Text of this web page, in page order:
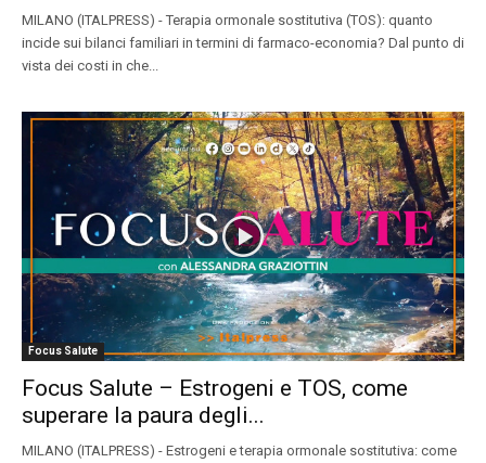
MILANO (ITALPRESS) - Terapia ormonale sostitutiva (TOS): quanto
incide sui bilanci familiari in termini di farmaco-economia? Dal punto di
vista dei costi in che...
Focus Salute
Focus Salute – Estrogeni e TOS, come
superare la paura degli...
MILANO (ITALPRESS) - Estrogeni e terapia ormonale sostitutiva: come